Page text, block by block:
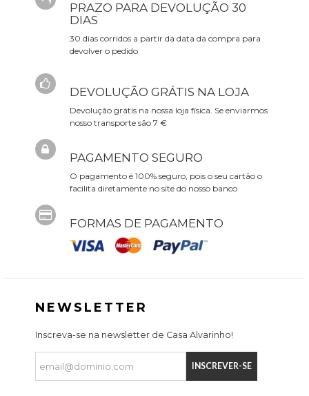
PRAZO PARA DEVOLUÇÃO 30
DIAS
30 dias corridos a partir da data da compra para
devolver o pedido
DEVOLUÇÃO GRÁTIS NA LOJA
Devolução grátis na nossa loja física. Se enviarmos
nosso transporte são 7 €
PAGAMENTO SEGURO
O pagamento é 100% seguro, pois o seu cartão o
facilita diretamente no site do nosso banco
FORMAS DE PAGAMENTO
NEWSLETTER
Inscreva-se na newsletter de Casa Alvarinho!
INSCREVER-SE